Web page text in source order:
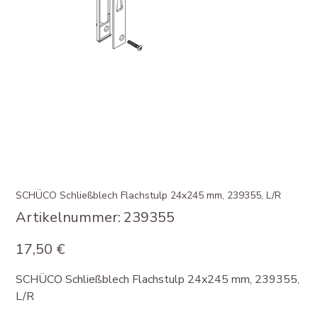
SCHÜCO Schließblech Flachstulp 24x245 mm, 239355, L/R
Artikelnummer:
Artikelnummer:
239355
239355
17,50 €
SCHÜCO Schließblech Flachstulp 24x245 mm, 239355,
L/R